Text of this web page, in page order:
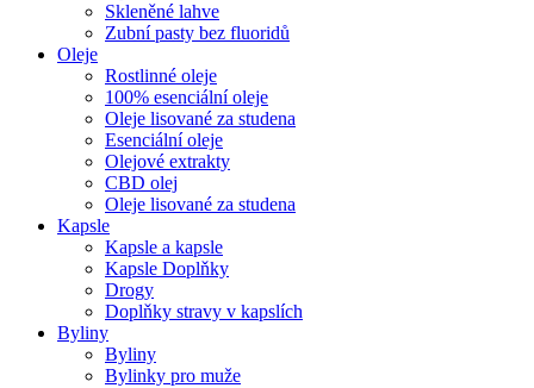
Skleněné lahve
Zubní pasty bez fluoridů
Oleje
Rostlinné oleje
100% esenciální oleje
Oleje lisované za studena
Esenciální oleje
Olejové extrakty
CBD olej
Oleje lisované za studena
Kapsle
Kapsle a kapsle
Kapsle Doplňky
Drogy
Doplňky stravy v kapslích
Byliny
Byliny
Bylinky pro muže